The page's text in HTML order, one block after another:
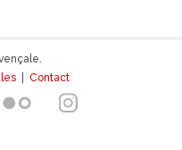
Contact